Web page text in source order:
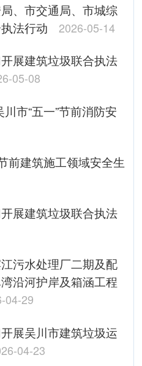
、市交通局、市城综
法行动
2026-05-14
展建筑垃圾联合执法
05-08
市“五一”节前消防安
前建筑施工领域安全生
展建筑垃圾联合执法
污水处理厂二期及配
沿河护岸及箱涵工程
04-29
展吴川市建筑垃圾运
04-23